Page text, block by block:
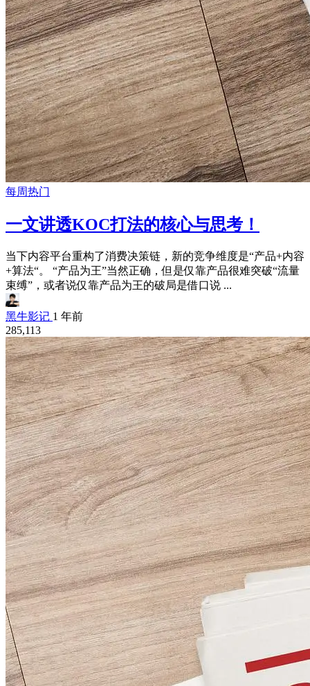
每周热门
一文讲透KOC打法的核心与思考！
当下内容平台重构了消费决策链，新的竞争维度是“产品+内容
+算法“。 “产品为王”当然正确，但是仅靠产品很难突破“流量
束缚”，或者说仅靠产品为王的破局是借口说 ...
黑牛影记 1 年前
285,113